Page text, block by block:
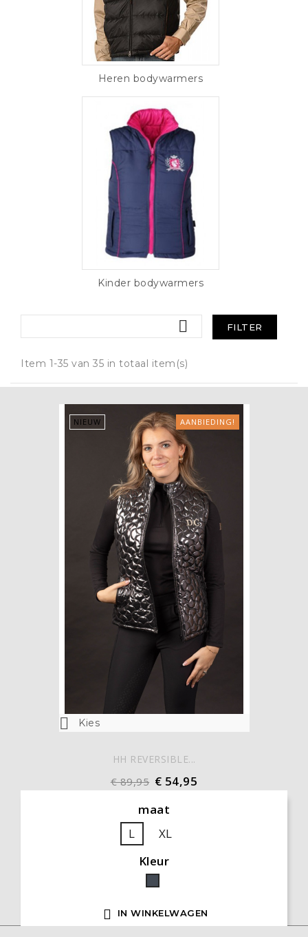
Heren bodywarmers
Kinder bodywarmers
 FILTER
Item 1-35 van 35 in totaal item(s)
 Kies
AANBIEDING!
NIEUW
HH REVERSIBLE...
€ 89,95 € 54,95
maat
L
XL
Kleur
Zwart
 IN WINKELWAGEN